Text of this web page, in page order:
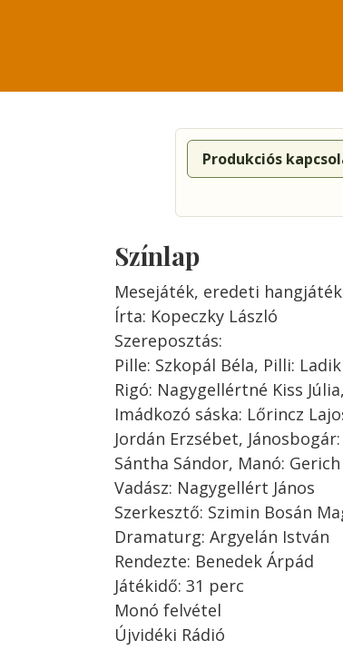
Produkciós
Színlap
Mesejáték, eredeti hangjáték
Írta: Kopeczky László
Szereposztás:
Pille: Szkopál Béla, Pilli:
Rigó: Nagygellértné Kiss
Imádkozó sáska: Lőrincz
Jordán Erzsébet,
Sántha Sándor, Manó:
Vadász: Nagygellért János
Szerkesztő: Szimin Bosán
Dramaturg: Argyelán István
Rendezte: Benedek Árpád
Játékidő: 31 perc
Monó felvétel
Újvidéki Rádió